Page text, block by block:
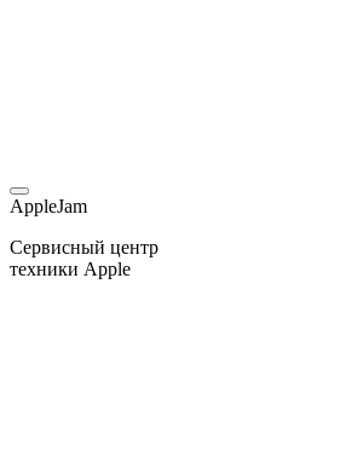
AppleJam
Сервисный центр
техники Apple